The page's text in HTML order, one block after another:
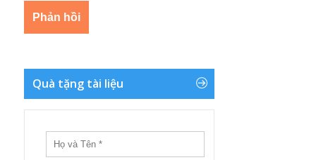
Quà tặng tài liệu